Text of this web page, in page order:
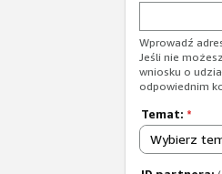
Wprowadź
Jeśli nie
wniosku o
odpowiednim
Temat: *
Wybierz